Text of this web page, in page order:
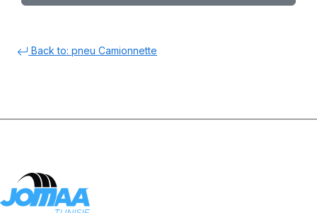
Back to: pneu Camionnette